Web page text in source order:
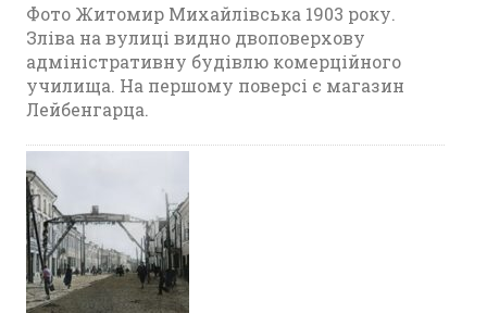
Фото Житомир Михайлівська 1903 року.
Зліва на вулиці видно двоповерхову
адміністративну будівлю комерційного
училища. На першому поверсі є магазин
Лейбенгарца.